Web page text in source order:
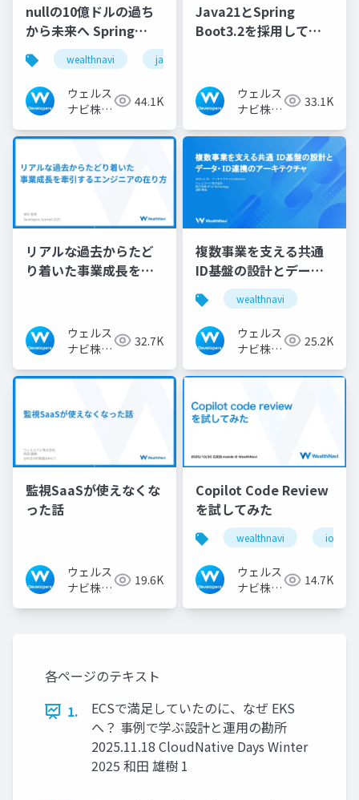
nullの10億ドルの過ち
から未来へ Spring
Boot 4とJSpecifyが描
くnull安全設計
wealthnavi java
ウェルス
ナビ株式
術広報チ
44.1K
Java21とSpring
Boot3.2を採用して新
ウェルス
ナビ株式
術広報チ
ーム
33.1K
リアルな過去からたど
り着いた事業成長を牽
ウェルス
ナビ株式
術広報チ
32.7K
複数事業を支える共通
ID基盤の設計とデー
タ・ID連携のアーキテ
クチャ
wealthnavi
ウェルス
ナビ株式
術広報チ
25.2K
監視SaaSが使えなくな
った話
ウェルス
ナビ株式
19.6K
Copilot Code Review
を試してみた
wealthnavi ios
ウェルス
ナビ株式
14.7K
各ページのテキスト
1.
ECSで満足していたのに、なぜ EKS
へ？ 事例で学ぶ設計と運用の勘所
2025.11.18 CloudNative Days Winter
2025 和⽥ 雄樹 1